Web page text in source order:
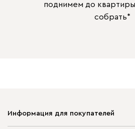
поднимем до
собрать*
Информация для покупателей